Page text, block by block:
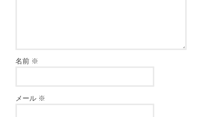
名前 ※
メール ※